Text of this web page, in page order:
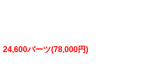
24,600バーツ(78,000円)